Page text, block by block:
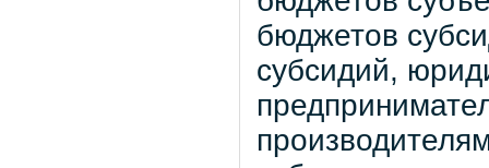
бюджетов
субсидий,